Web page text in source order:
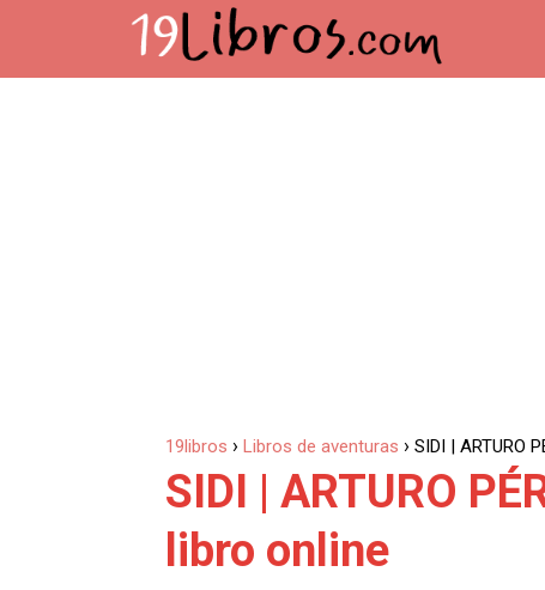
19libros Libros de aventuras SIDI | ARTURO
SIDI | ARTURO
libro online